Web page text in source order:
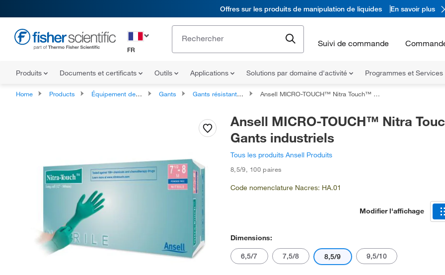
Offres sur les produits de manipulation de liquides En savoir plus
FR
Suivi de commande
Produits Documents et certificats Outils Applications Solutions par domaine d'activité Programmes et Services
Home Products Équipement de protection individuelle Gants Gants résistants aux produits chimiques Ansell MICRO-TOUCH™ Nitra Touch™ Gants industriels
Ansell MICRO-TOUCH™ Nitra
Gants industriels
Tous les produits Ansell Produits
8,5/9, 100 paires
Code nomenclature Nacres: HA.01
Modifier l'affichage
Dimensions:
6,5/7 7,5/8 8,5/9 9,5/10